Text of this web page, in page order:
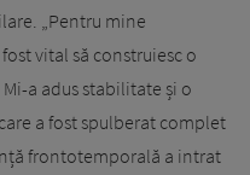
„Pentru mine
vital să construiesc o
a adus stabilitate și o
a fost spulberat complet
frontotemporală a intrat